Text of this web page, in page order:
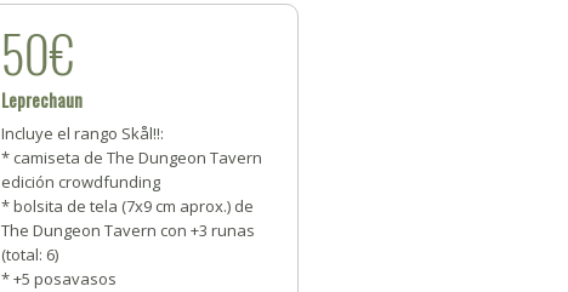
50€
Leprechaun
Incluye el rango Skål!!:
* camiseta de The Dungeon Tavern
edición crowdfunding
* bolsita de tela (7x9 cm aprox.) de
The Dungeon Tavern con +3 runas
(total: 6)
* +5 posavasos